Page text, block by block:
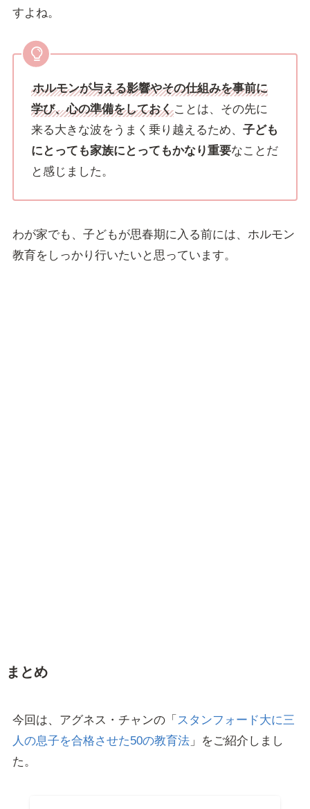
すよね。
ホルモンが与える影響やその仕組みを事前に
学び、心の準備をしておくことは、その先に
来る大きな波をうまく乗り越えるため、子ども
にとっても家族にとってもかなり重要なことだ
と感じました。
わが家でも、子どもが思春期に入る前には、ホルモン
教育をしっかり行いたいと思っています。
まとめ
今回は、アグネス・チャンの「 スタンフォード大に三
人の息子を合格させた50の教育法」をご紹介しまし
た。